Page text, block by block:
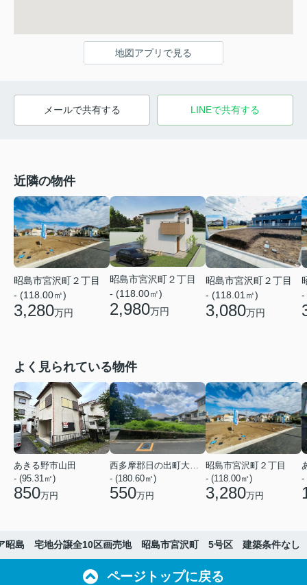
地図アプリで見る
メールで共有する LINEで共有する
近隣の物件
昭島市宮沢町２丁目
- (118.00㎡)
3,280万円
昭島市宮沢町２丁目
- (118.00㎡)
2,980万円
昭島市宮沢町２丁目
- (118.01㎡)
3,080万円
-
よく見られている物件
あきる野市山田
- (95.31㎡)
850万円
西多摩郡日の出町大字平井
- (180.60㎡)
550万円
昭島市宮沢町２丁目
- (118.00㎡)
3,280万円
-
昭島 宅地分譲全10区画売地 昭島市宮沢町 5号区 建築条件なし
ページトップに戻る